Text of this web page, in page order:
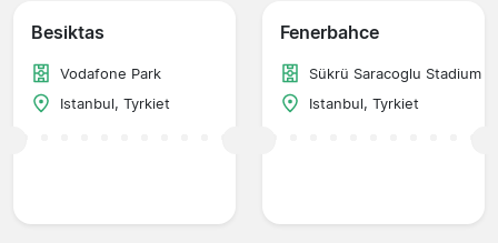
Besiktas
Vodafone Park
Istanbul, Tyrkiet
Fenerbahce
Sükrü Saracoglu Stadium
Istanbul, Tyrkiet